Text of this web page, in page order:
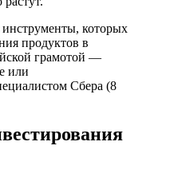
которых
продуктов в
грамотой —
или
Сбера (8